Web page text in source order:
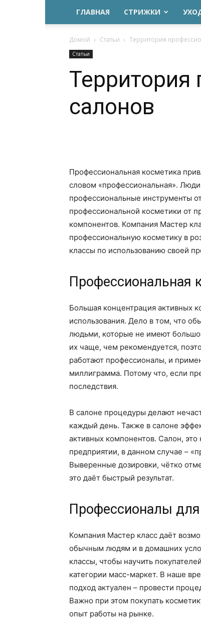
ГЛАВНАЯ СТРИЖКИ
Домой Статьи Территория
Статьи
Территория
салонов
Профессиональная косметика
словом «профессиональная».
профессиональные инструменты
профессиональной косметики от
компонентов. Компания Мастер
профессиональную косметику в
классы по использованию своей
Профессиональная
Большая концентрация активных
использования. Дело в том, что
людьми, которые не имеют
их чаще, чем рекомендуется,
работают профессионалы, и
миллиграмма. Потому что, если
последствия.
В салоне процедуры делают
каждый день. Также в салоне
активных компонентов. Салон,
предприятии, в данном случае –
Выверенные дозировки, чётко
это даёт быстрый результат.
Профессионалы
Компания Мастер класс даёт
обычным людям и в домашних
классы, чтобы научить
категории масс-маркет. В наше
подход актуален – провести
Важно при этом покупать
опыт работы на рынке.